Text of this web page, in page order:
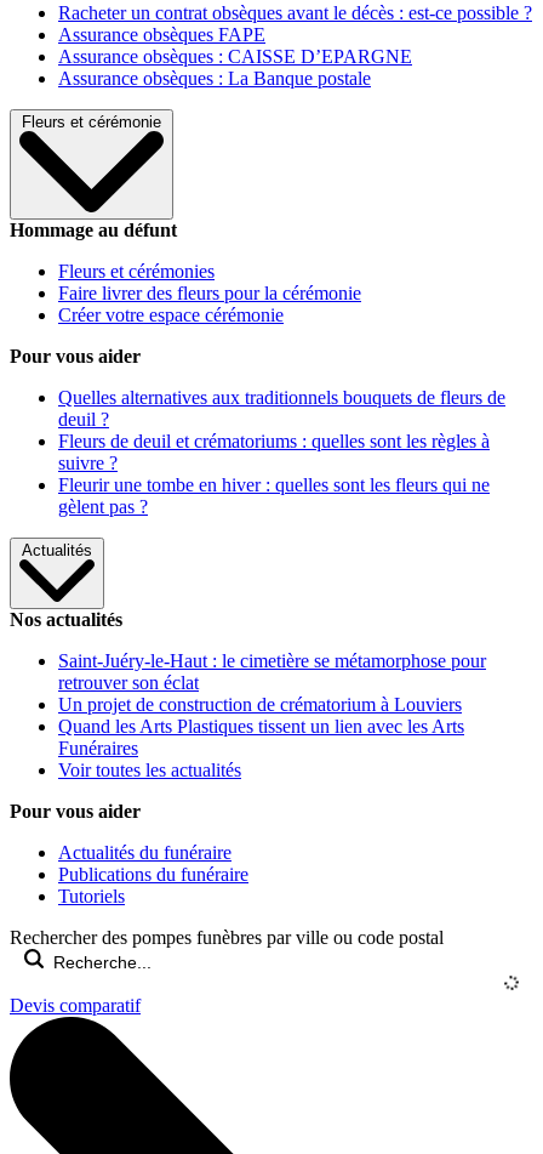
Racheter un contrat obsèques avant le décès : est-ce possible ?
Assurance obsèques FAPE
Assurance obsèques : CAISSE D’EPARGNE
Assurance obsèques : La Banque postale
Fleurs et cérémonie
Hommage au défunt
Fleurs et cérémonies
Faire livrer des fleurs pour la cérémonie
Créer votre espace cérémonie
Pour vous aider
Quelles alternatives aux traditionnels bouquets de fleurs de
deuil ?
Fleurs de deuil et crématoriums : quelles sont les règles à
suivre ?
Fleurir une tombe en hiver : quelles sont les fleurs qui ne
gèlent pas ?
Actualités
Nos actualités
Saint-Juéry-le-Haut : le cimetière se métamorphose pour
retrouver son éclat
Un projet de construction de crématorium à Louviers
Quand les Arts Plastiques tissent un lien avec les Arts
Funéraires
Voir toutes les actualités
Pour vous aider
Actualités du funéraire
Publications du funéraire
Tutoriels
Rechercher des pompes funèbres par ville ou code postal
Devis comparatif